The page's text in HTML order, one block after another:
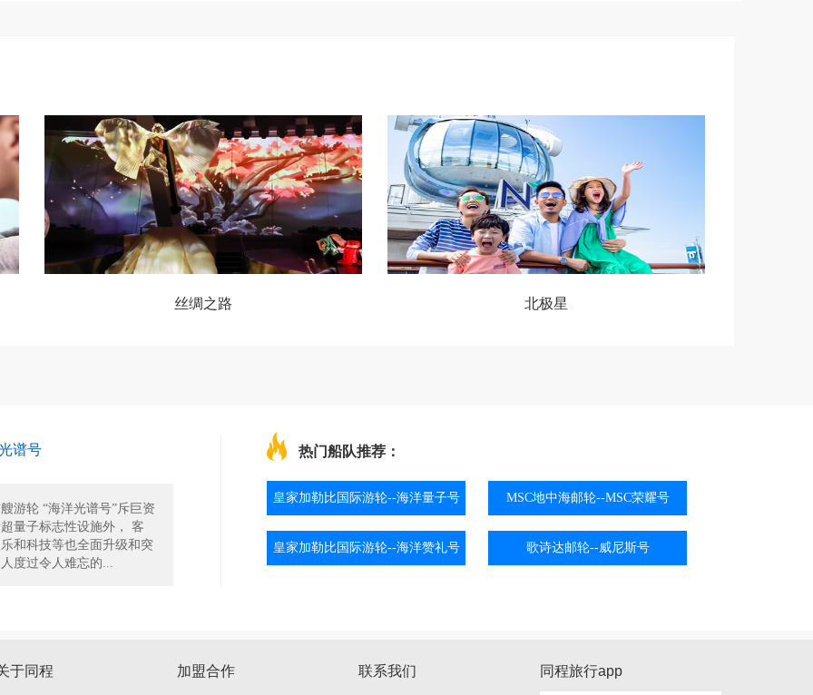
丝绸之路 北极星
谱号
游轮 “海洋光谱号”斥巨资
量子标志性设施外， 客
和科技等也全面升级和突
度过令人难忘的...
热门船队推荐：
皇家加勒比国际游轮--海洋量子号 MSC地中海邮轮--MSC荣耀号
皇家加勒比国际游轮--海洋赞礼号 歌诗达邮轮--威尼斯号
于同程 加盟合作 联系我们 同程旅行app